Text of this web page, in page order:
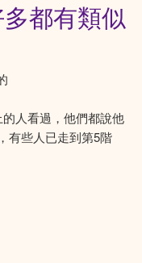
都有類似
人看過，他們都說他
有些人已走到第5階